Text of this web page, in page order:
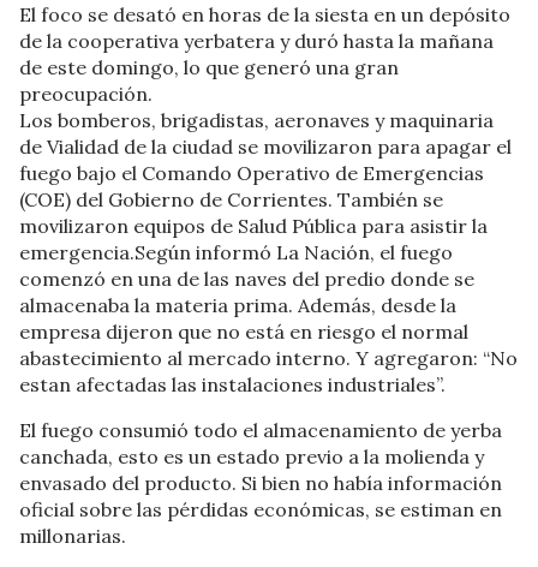
El foco se desató en horas de la siesta en un depósito
de la cooperativa yerbatera y duró hasta la mañana
de este domingo, lo que generó una gran
preocupación.
Los bomberos, brigadistas, aeronaves y maquinaria
de Vialidad de la ciudad se movilizaron para apagar el
fuego bajo el Comando Operativo de Emergencias
(COE) del Gobierno de Corrientes. También se
movilizaron equipos de Salud Pública para asistir la
emergencia.Según informó La Nación, el fuego
comenzó en una de las naves del predio donde se
almacenaba la materia prima. Además, desde la
empresa dijeron que no está en riesgo el normal
abastecimiento al mercado interno. Y agregaron: “No
estan afectadas las instalaciones industriales”.
El fuego consumió todo el almacenamiento de yerba
canchada, esto es un estado previo a la molienda y
envasado del producto. Si bien no había información
oficial sobre las pérdidas económicas, se estiman en
millonarias.